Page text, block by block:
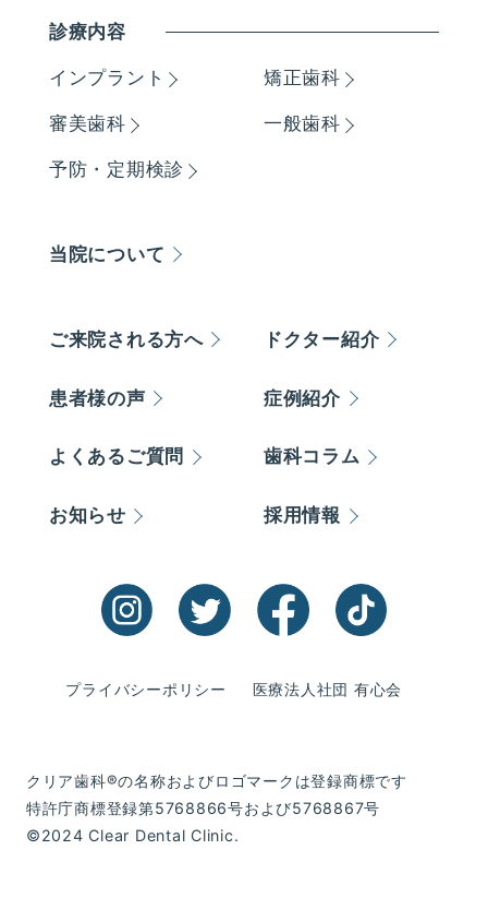
診療内容
インプラント 矯正歯科
審美歯科 一般歯科
予防・定期検診
当院について
ご来院される方へ ドクター紹介
患者様の声 症例紹介
よくあるご質問 歯科コラム
お知らせ 採用情報
プライバシーポリシー 医療法人社団 有心会
クリア歯科®の名称およびロゴマークは登録商標です
特許庁商標登録第5768866号および5768867号
©2024 Clear Dental Clinic.